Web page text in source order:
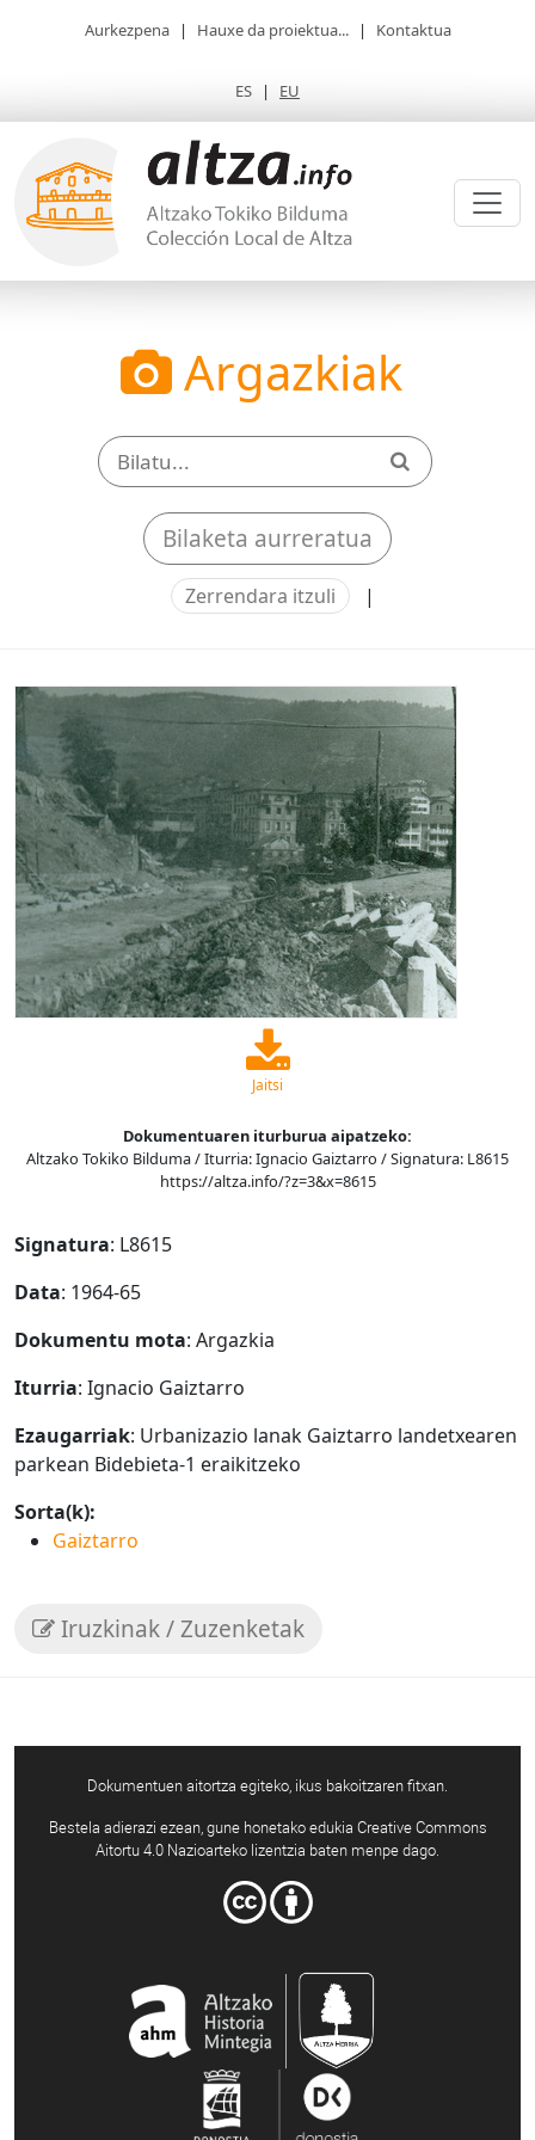
Aurkezpena | Hauxe da proiektua... | Kontaktua
ES | EU
Argazkiak
Bilaketa aurreratua
Zerrendara itzuli |
Jaitsi
Dokumentuaren iturburua aipatzeko:
Altzako Tokiko Bilduma / Iturria: Ignacio Gaiztarro / Signatura: L8615
https://altza.info/?z=3&x=8615
Signatura: L8615
Data: 1964-65
Dokumentu mota: Argazkia
Iturria: Ignacio Gaiztarro
Ezaugarriak: Urbanizazio lanak Gaiztarro landetxearen
parkean Bidebieta-1 eraikitzeko
Sorta(k):
Gaiztarro
Iruzkinak / Zuzenketak
Dokumentuen aitortza egiteko, ikus bakoitzaren fitxan.
Bestela adierazi ezean, gune honetako edukia Creative Commons
Aitortu 4.0 Nazioarteko lizentzia baten menpe dago.